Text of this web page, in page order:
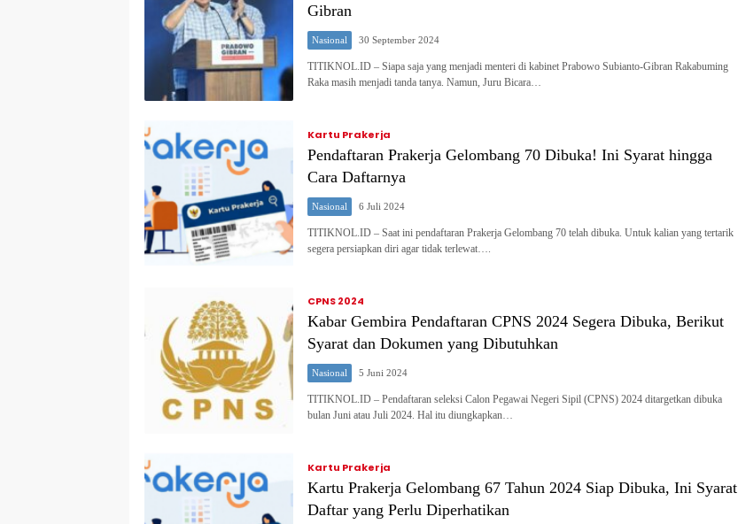
Gibran
Nasional 30 September 2024
TITIKNOL.ID – Siapa saja yang menjadi menteri di kabinet Prabowo Subianto-Gibran Rakabuming
Raka masih menjadi tanda tanya. Namun, Juru Bicara…
Kartu Prakerja
Pendaftaran Prakerja Gelombang 70 Dibuka! Ini Syarat hingga
Cara Daftarnya
Nasional 6 Juli 2024
TITIKNOL.ID – Saat ini pendaftaran Prakerja Gelombang 70 telah dibuka. Untuk kalian yang tertarik
segera persiapkan diri agar tidak terlewat….
CPNS 2024
Kabar Gembira Pendaftaran CPNS 2024 Segera Dibuka, Berikut
Syarat dan Dokumen yang Dibutuhkan
Nasional 5 Juni 2024
TITIKNOL.ID – Pendaftaran seleksi Calon Pegawai Negeri Sipil (CPNS) 2024 ditargetkan dibuka
bulan Juni atau Juli 2024. Hal itu diungkapkan…
Kartu Prakerja
Kartu Prakerja Gelombang 67 Tahun 2024 Siap Dibuka, Ini Syarat
Daftar yang Perlu Diperhatikan